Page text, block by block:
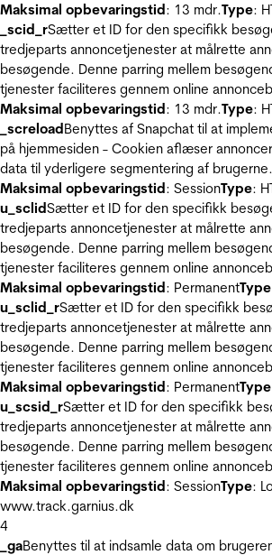
Maksimal opbevaringstid: 13 mdr.Type:
_scid_rSætter et ID for den specifikk
tredjeparts annoncetjenester at målrette
besøgende. Denne parring mellem
tjenester faciliteres gennem online
Maksimal opbevaringstid: 13 mdr.Type:
_screloadBenyttes af Snapchat til at
på hjemmesiden - Cookien aflæser
data til yderligere segmentering af brugerne.
Maksimal opbevaringstid: SessionType:
u_sclidSætter et ID for den specifikk
tredjeparts annoncetjenester at målrette
besøgende. Denne parring mellem
tjenester faciliteres gennem online
Maksimal opbevaringstid: PermanentType
u_sclid_rSætter et ID for den specifikk
tredjeparts annoncetjenester at målrette
besøgende. Denne parring mellem
tjenester faciliteres gennem online
Maksimal opbevaringstid: PermanentType
u_scsid_rSætter et ID for den specifikk
tredjeparts annoncetjenester at målrette
besøgende. Denne parring mellem
tjenester faciliteres gennem online
Maksimal opbevaringstid: SessionType:
www.track.garnius.dk
4
_gaBenyttes til at indsamle data om